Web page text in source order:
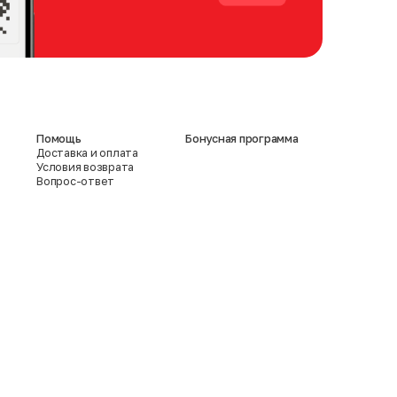
Помощь
Доставка и оплата
Условия возврата
Вопрос-ответ
Бонусная программа